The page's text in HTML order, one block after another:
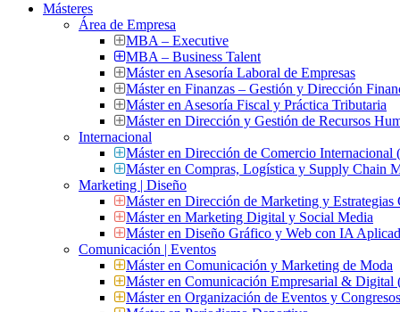
Másteres
Área de Empresa
MBA – Executive
MBA – Business Talent
Máster en Asesoría Laboral de Empresas
Máster en Finanzas – Gestión y Dirección
Máster en Asesoría Fiscal y Práctica Tributaria
Máster en Dirección y Gestión de Recursos
Internacional
Máster en Dirección de Comercio
Máster en Compras, Logística y Supply Chain
Marketing | Diseño
Máster en Dirección de Marketing y Estrategias
Máster en Marketing Digital y Social Media
Máster en Diseño Gráfico y Web con IA
Comunicación | Eventos
Máster en Comunicación y Marketing de Moda
Máster en Comunicación Empresarial &
Máster en Organización de Eventos y